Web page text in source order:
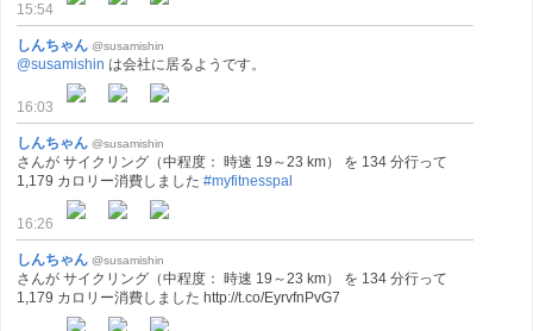
15:54
しんちゃん @susamishin
@susamishin は会社に居るようです。
16:03
しんちゃん @susamishin
さんが サイクリング（中程度： 時速 19～23 km） を 134 分行って
1,179 カロリー消費しました #myfitnesspal
16:26
しんちゃん @susamishin
さんが サイクリング（中程度： 時速 19～23 km） を 134 分行って
1,179 カロリー消費しました http://t.co/EyrvfnPvG7